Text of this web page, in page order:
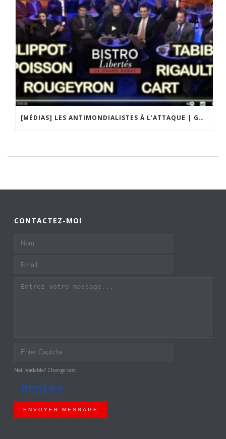
[MÉDIAS] LES ANTIMONDIALISTES À L’ATTAQUE | GRAND DÉBAT DE BRISTO LIBERTÉS
CONTACTEZ-MOI
Not readable? Change text.
ENVOYER MESSAGE